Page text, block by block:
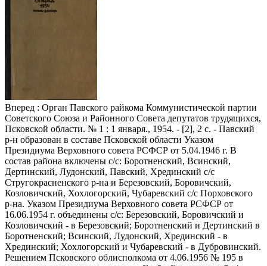
Вперед : Орган Павского райкома Коммунистической партии
Советского Союза и Районного Совета депутатов трудящихся,
Псковской области. № 1 : 1 января., 1954. - [2], 2 с. - Павский
р-н образован в составе Псковской области Указом
Президиума Верховного совета РСФСР от 5.04.1946 г. В
состав района включены с/с: Боротненский, Всинский,
Дертинский, Лудонский, Павский, Хрединский с/с
Стругокрасненского р-на и Березовский, Боровичский,
Козловичский, Хохлогорский, Чубаревский с/с Порховского
р-на. Указом Президиума Верховного совета РСФСР от
16.06.1954 г. объединены с/с: Березовский, Боровичский и
Козловичский - в Березовский; Боротненский и Дертинский в
Боротненский; Всинский, Лудонский, Хрединский - в
Хрединский; Хохлогорский и Чубаревский - в Дубровинский.
Решением Псковского облисполкома от 4.06.1956 № 195 в